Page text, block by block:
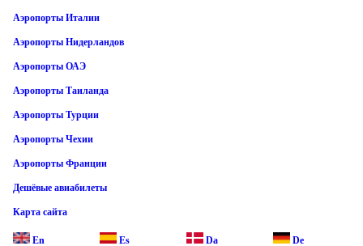
Аэропорты Италии
Аэропорты Нидерландов
Аэропорты ОАЭ
Аэропорты Таиланда
Аэропорты Турции
Аэропорты Чехии
Аэропорты Франции
Дешёвые авиабилеты
Карта сайта
En Es Da De